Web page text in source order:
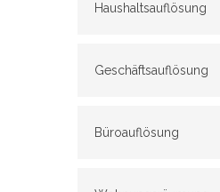
Haushaltsauflösung
Geschäftsauflösung
Büroauflösung